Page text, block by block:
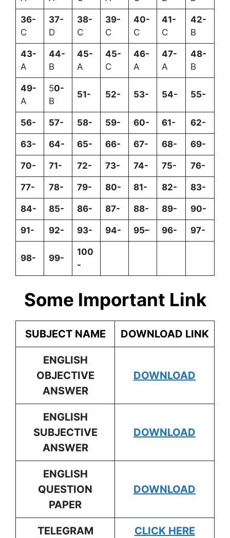
36-
C
37-
D
38-
C
39-
C
40-
C
41-
C
42-
B
43-
A
44-
B
45-
A
45-
C
46-
A
47-
A
48-
B
49-
A
50-
B
51- 52- 53- 54- 55-
56- 57- 58- 59- 60- 61- 62-
63- 64- 65- 66- 67- 68- 69-
70- 71- 72- 73- 74- 75- 76-
77- 78- 79- 80- 81- 82- 83-
84- 85- 86- 87- 88- 89- 90-
91- 92- 93- 94- 95– 96- 97-
98- 99-
100
-
Some Important Link
SUBJECT NAME DOWNLOAD LINK
ENGLISH
OBJECTIVE
ANSWER
DOWNLOAD
ENGLISH
SUBJECTIVE
ANSWER
DOWNLOAD
ENGLISH
QUESTION
PAPER
DOWNLOAD
TELEGRAM CLICK HERE